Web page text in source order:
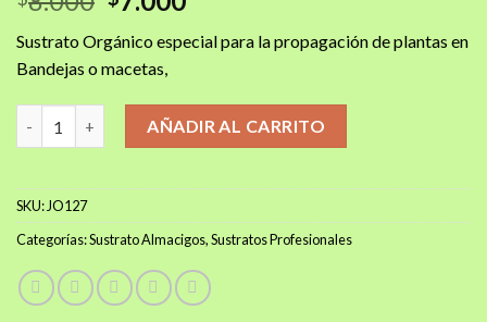
original
era:
$8.000.
actual
$7.000.
Sustrato Orgánico especial para la propagación de plantas en
Bandejas o macetas,
SUSTRATO ALMACIGOS 40 LT cantidad
AÑADIR AL CARRITO
SKU: JO127
Categorías:Sustrato Almacigos,Sustratos Profesionales